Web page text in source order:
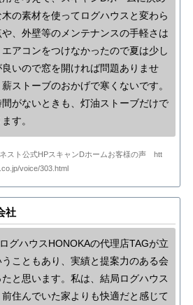
の素材を使ってログハウスと変わら
、外壁等のメンテナンスの手軽さは
アコンをつけなかったので夏は少し
いので窓を開ければ問題ありませ
ストーブのおかげで寒くないです。
がないときも、灯油ストーブだけで
す。
スト公式HPスキャンDホームお客様の声 htt
voice/303.html
社
グハウスHONOKAの代理店TAGが立
こともあり、実績と提案力のある会
と思います。私は、結局ログハウス
住んでいた家よりも快適だと感じて